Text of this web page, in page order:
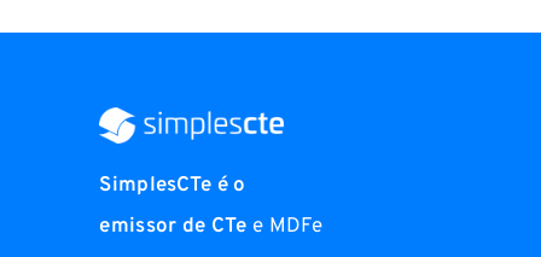
SimplesCTe é o
emissor de CTe e MDFe